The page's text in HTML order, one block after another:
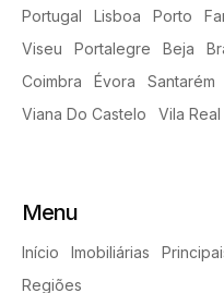
Portugal Lisboa Porto
Viseu
Portalegre Beja
Coimbra
Évora Santarém
Viana Do Castelo
Vila Real
Menu
Início Imobiliárias
Regiões